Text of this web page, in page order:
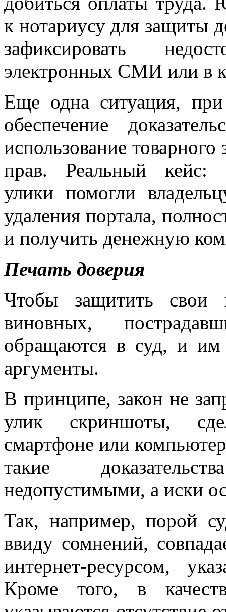
к нотариусу для защиты
зафиксировать
электронных СМИ или в
Еще одна ситуация,
обеспечение
использование
прав. Реальный кейс:
улики помогли
удаления портала,
и получить денежную
Печать доверия
Чтобы защитить свои
виновных,
обращаются в суд, и
аргументы.
В принципе, закон не
улик скриншоты,
смартфоне или
такие
недопустимыми, а иски
Так, например, порой
ввиду сомнений,
интернет-ресурсом,
Кроме того, в